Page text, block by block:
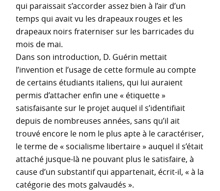
qui paraissait s’accorder assez bien à l’air d’un
temps qui avait vu les drapeaux rouges et les
drapeaux noirs fraterniser sur les barricades du
mois de mai.
Dans son introduction, D. Guérin mettait
l’invention et l’usage de cette formule au compte
de certains étudiants italiens, qui lui auraient
permis d’attacher enfin une « étiquette »
satisfaisante sur le projet auquel il s’identifiait
depuis de nombreuses années, sans qu’il ait
trouvé encore le nom le plus apte à le caractériser,
le terme de « socialisme libertaire » auquel il s’était
attaché jusque-là ne pouvant plus le satisfaire, à
cause d’un substantif qui appartenait, écrit-il, « à la
catégorie des mots galvaudés ».